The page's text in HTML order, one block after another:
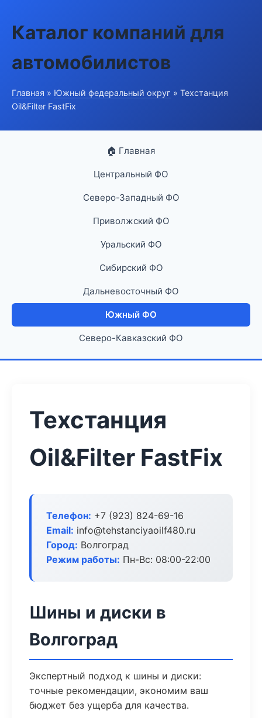
Каталог компаний для
автомобилистов
Главная » Южный федеральный округ » Техстанция
Oil&Filter FastFix
🏠 Главная
Центральный ФО
Северо-Западный ФО
Приволжский ФО
Уральский ФО
Сибирский ФО
Дальневосточный ФО
Южный ФО
Северо-Кавказский ФО
Техстанция
Oil&Filter FastFix
Телефон: +7 (923) 824-69-16
Email: info@tehstanciyaoilf480.ru
Город: Волгоград
Режим работы: Пн-Вс: 08:00-22:00
Шины и диски в
Волгоград
Экспертный подход к шины и диски:
точные рекомендации, экономим ваш
бюджет без ущерба для качества.